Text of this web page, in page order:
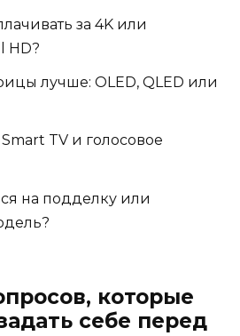
за 4K или
HD?
лучше: OLED, QLED или
TV и голосовое
на подделку или
которые
себе перед